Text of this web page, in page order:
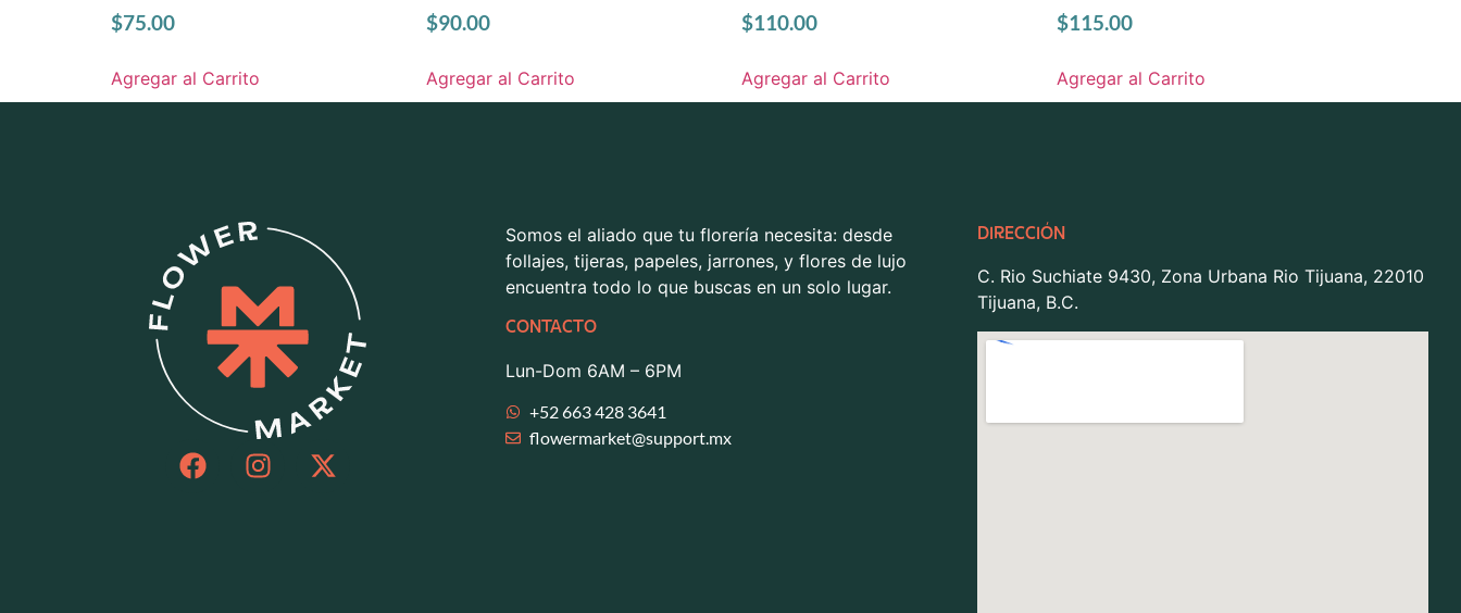
$75.00
Agregar al Carrito
$90.00
Agregar al Carrito
$110.00
Agregar al Carrito
$115.00
Agregar al Carrito
Somos el aliado que tu florería necesita: desde
follajes, tijeras, papeles, jarrones, y flores de lujo
encuentra todo lo que buscas en un solo lugar.
CONTACTO
Lun-Dom 6AM – 6PM
+52 663 428 3641
flowermarket@support.mx
DIRECCIÓN
C. Rio Suchiate 9430, Zona Urbana Rio Tijuana, 22010
Tijuana, B.C.